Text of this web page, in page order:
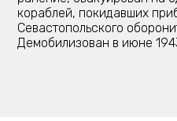
кораблей, покидавших
Севастопольского
Демобилизован в июне